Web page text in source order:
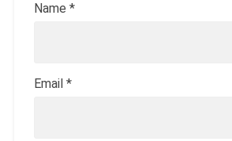
Name *
Email *